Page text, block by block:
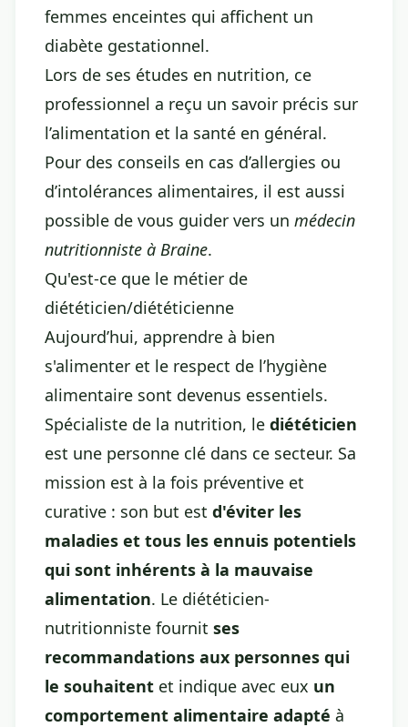
femmes enceintes qui affichent un
diabète gestationnel.
Lors de ses études en nutrition, ce
professionnel a reçu un savoir précis sur
l’alimentation et la santé en général.
Pour des conseils en cas d’allergies ou
d’intolérances alimentaires, il est aussi
possible de vous guider vers un médecin
nutritionniste à Braine.
Qu'est-ce que le métier de
diététicien/diététicienne
Aujourd’hui, apprendre à bien
s'alimenter et le respect de l’hygiène
alimentaire sont devenus essentiels.
Spécialiste de la nutrition, le diététicien
est une personne clé dans ce secteur. Sa
mission est à la fois préventive et
curative : son but est d'éviter les
maladies et tous les ennuis potentiels
qui sont inhérents à la mauvaise
alimentation. Le diététicien-
nutritionniste fournit ses
recommandations aux personnes qui
le souhaitent et indique avec eux un
comportement alimentaire adapté à